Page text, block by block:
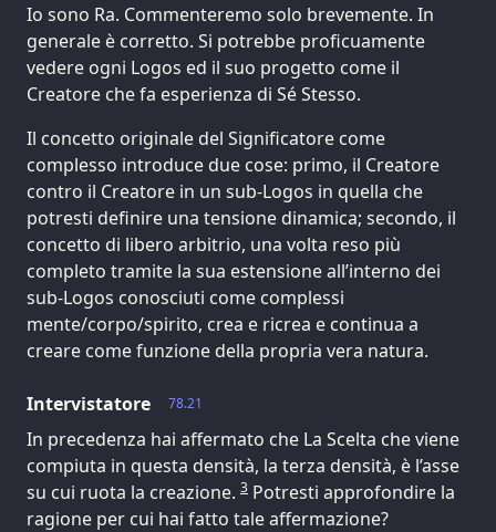
Io sono Ra. Commenteremo solo brevemente. In
generale è corretto. Si potrebbe proficuamente
vedere ogni Logos ed il suo progetto come il
Creatore che fa esperienza di Sé Stesso.
Il concetto originale del Significatore come
complesso introduce due cose: primo, il Creatore
contro il Creatore in un sub-Logos in quella che
potresti definire una tensione dinamica; secondo, il
concetto di libero arbitrio, una volta reso più
completo tramite la sua estensione all’interno dei
sub-Logos conosciuti come complessi
mente/corpo/spirito, crea e ricrea e continua a
creare come funzione della propria vera natura.
78.21
Intervistatore
In precedenza hai affermato che La Scelta che viene
compiuta in questa densità, la terza densità, è l’asse
su cui ruota la creazione. 3 Potresti approfondire la
ragione per cui hai fatto tale affermazione?